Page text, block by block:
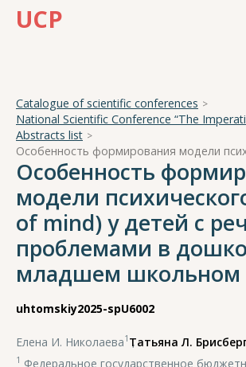
UCP
Catalogue of scientific conferences
Abstracts list
Особенность
модели
of mind) у детей с
проблемами в
младшем школьном
uhtomskiy2025-spU6002
Елена И. Николаева1 ,
Татьяна Л.
1 Федеральное государственное